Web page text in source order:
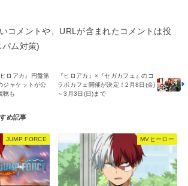
コメントや、URLが含まれたコメントは投
ム対策)
『ヒロアカ』×『セガカフェ』のコ
ラボカフェ開催が決定！2月8日(金)
～3月3日(日)まで
ロアカ』円盤第
ジャケットが公
聴も
JUMP FORCE MVヒーロー